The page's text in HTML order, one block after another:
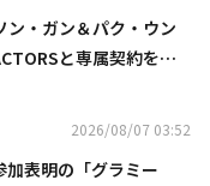
ン・ガン＆パク・ウン
と専属契約を締
2026/08/07 03:52
表明の「グラミー